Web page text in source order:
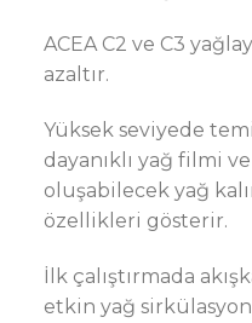
ACEA C2 ve C3
azaltır.
Yüksek seviyede
dayanıklı yağ filmi
oluşabilecek yağ
özellikleri gösterir.
İlk çalıştırmada
etkin yağ